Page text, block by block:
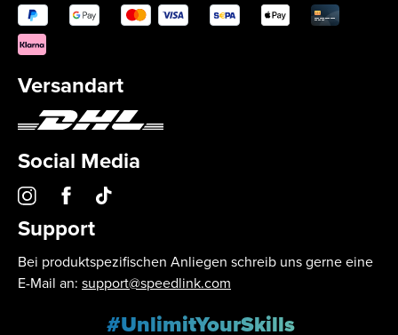
Versandart
Social Media
Support
Bei produktspezifischen Anliegen schreib uns gerne eine
E-Mail an: support@speedlink.com
#UnlimitYourSkills